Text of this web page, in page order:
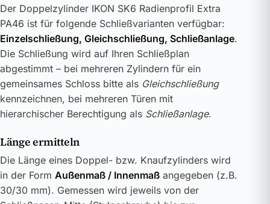
Der Doppelzylinder IKON SK6 Radienprofil Extra
PA46 ist für folgende Schließvarianten verfügbar:
Einzelschließung, Gleichschließung, Schließanlage.
Die Schließung wird auf Ihren Schließplan
abgestimmt – bei mehreren Zylindern für ein
gemeinsames Schloss bitte als Gleichschließung
kennzeichnen, bei mehreren Türen mit
hierarchischer Berechtigung als Schließanlage.
Länge ermitteln
Die Länge eines Doppel- bzw. Knaufzylinders wird
in der Form Außenmaß / Innenmaß angegeben (z.B.
30/30 mm). Gemessen wird jeweils von der